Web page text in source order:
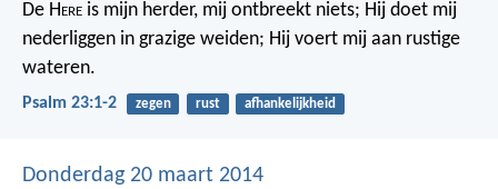
De Here is mijn herder, mij ontbreekt niets; Hij doet mij
nederliggen in grazige weiden; Hij voert mij aan rustige
wateren.
Psalm 23:1-2 zegen rust afhankelijkheid
Donderdag 20 maart 2014